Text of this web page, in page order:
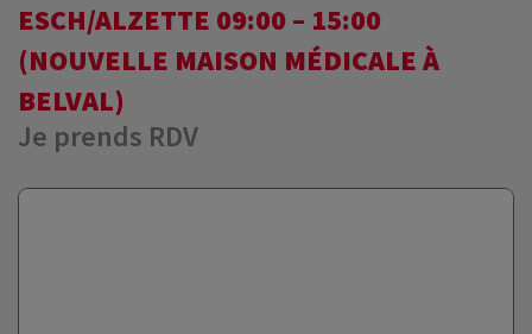
ESCH/ALZETTE 09:00 – 15:00
(NOUVELLE MAISON MÉDICALE À
BELVAL)
Je prends RDV